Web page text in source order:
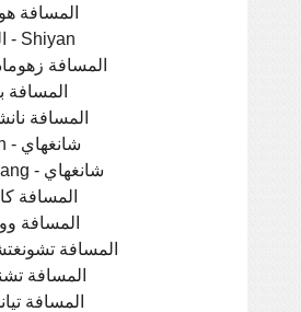
المسافة
المسافة هوتشو - Shiyan
المسافة
المسافة
المسافة
المسافة Tai'an - شانغهاي
المسافة Yueyang - شانغهاي
المسافة
المسافة
المسافة
المسافة
المسافة